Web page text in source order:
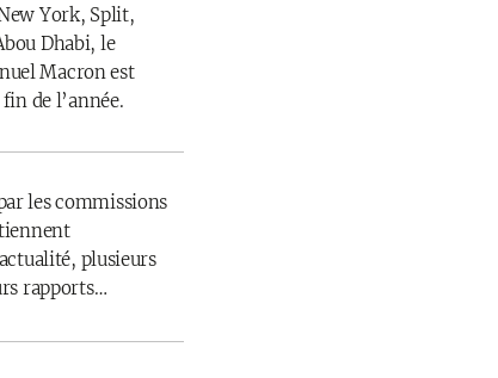
York, Split,
Dhabi, le
Macron est
de l’année.
les commissions
plusieurs
rapports…